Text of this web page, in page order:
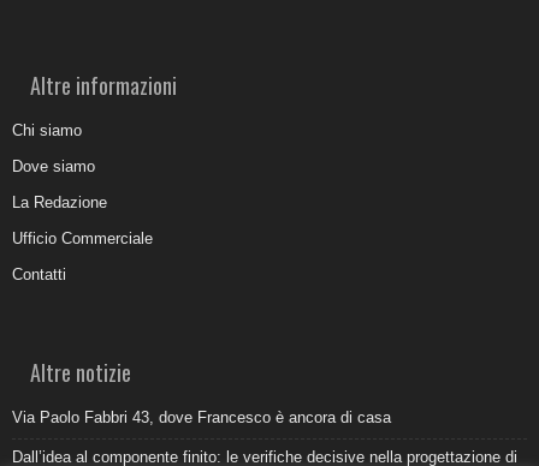
Altre informazioni
Chi siamo
Dove siamo
La Redazione
Ufficio Commerciale
Contatti
Altre notizie
Via Paolo Fabbri 43, dove Francesco è ancora di casa
Dall’idea al componente finito: le verifiche decisive nella progettazione di